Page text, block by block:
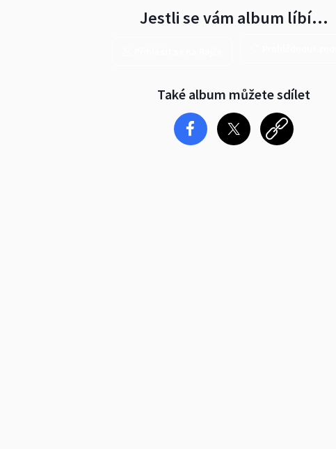
Jestli se vám album líbí…
Také album můžete sdílet